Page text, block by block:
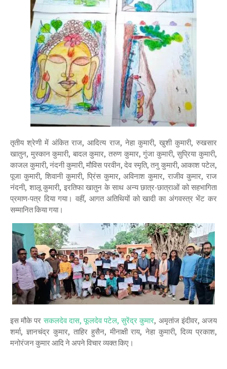
तृतीय श्रेणी में अंकित राज, आदित्य राज, नेहा कुमारी, खुशी कुमारी, रुखसार
खातुन, मुस्कान कुमारी, बादल कुमार, तरुण कुमार, गुंजा कुमारी, सुप्रिया कुमारी,
काजल कुमारी, नंदनी कुमारी, मौविस परवीन, देव स्मृति, तनु कुमारी, आकाश पटेल,
पूजा कुमारी, शिवानी कुमारी, प्रिंस कुमार, अविनाश कुमार, राजीव कुमार, राज
नंदनी, शालू कुमारी, इरतिफा खातुन के साथ अन्य छात्र-छात्राओं को सहभागिता
प्रमाण-पत्र दिया गया। वहीं, आगत अतिथियों को खादी का अंगवस्त्र भेंट कर
सम्मानित किया गया।
इस मौके परसकलदेव दास, फूलदेव पटेल, सुरेंद्र कुमार, अमृतांज इंदीवर, अजय
शर्मा, ज्ञानचंद्र कुमार, ताहिर हुसैन, मीनाक्षी राय, नेहा कुमारी, दिव्य प्रकाश,
मनोरंजन कुमार आदि ने अपने विचार व्यक्त किए।